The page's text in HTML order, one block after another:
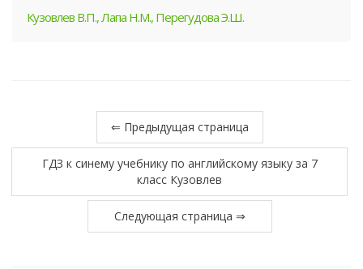
Кузовлев В.П., Лапа Н.М., Перегудова Э.Ш.
⇐ Предыдущая страница
ГДЗ к синему учебнику по английскому языку за 7
класс Кузовлев
Следующая страница ⇒